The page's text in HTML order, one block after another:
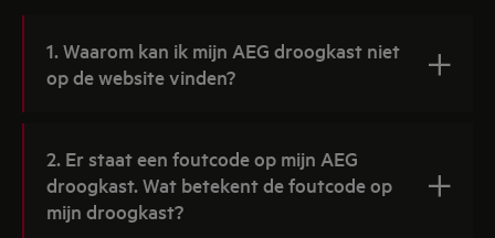
1. Waarom kan ik mijn AEG droogkast niet
op de website vinden?
2. Er staat een foutcode op mijn AEG
droogkast. Wat betekent de foutcode op
mijn droogkast?